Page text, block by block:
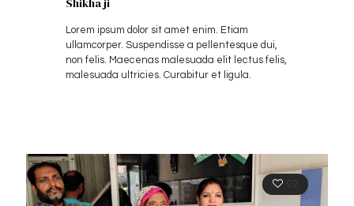
Shikha ji
Lorem ipsum dolor sit amet enim. Etiam
ullamcorper. Suspendisse a pellentesque dui,
non felis. Maecenas malesuada elit lectus felis,
malesuada ultricies. Curabitur et ligula.
92